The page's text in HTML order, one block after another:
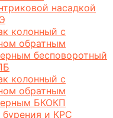
насадкой
колонный с
обратным
бесповоротный
колонный с
обратным
БКОКП
бурения и КРС